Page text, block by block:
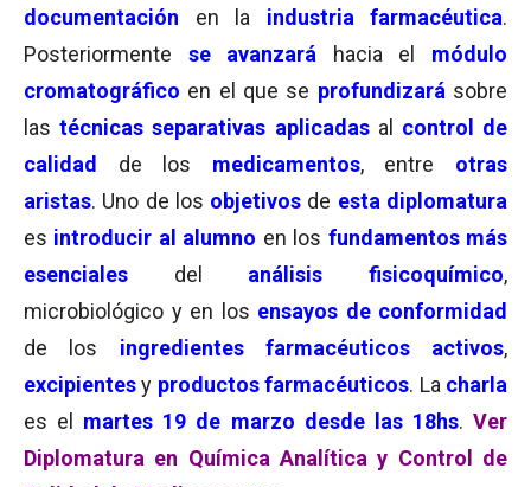
documentación en la industria farmacéutica.
Posteriormente se avanzará hacia el
módulo
cromatográfico en el que se profundizará sobre
lastécnicas separativas aplicadasal control de
calidad
de los medicamentos, entre otras
aristas. Uno de los objetivos de esta diplomatura
es introducir al alumno en los fundamentos más
esenciales del análisis fisicoquímico,
microbiológico y en los ensayos de conformidad
de los ingredientes farmacéuticos activos,
excipientesy productos farmacéuticos. La charla
es el martes 19 de marzo desde las 18hs.Ver
Diplomatura en Química Analítica y Control de